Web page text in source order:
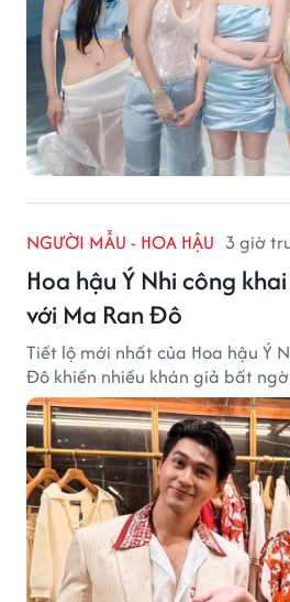
NGƯỜI MẪU - HOA HẬU 3 giờ
Hoa hậu Ý Nhi công
với Ma Ran Đô
Tiết lộ mới nhất của Hoa hậu Ý
Đô khiến nhiều khán giả bất